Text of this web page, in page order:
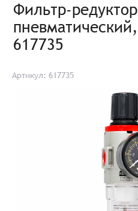
Фильтр-
617735
Артикул: 617735